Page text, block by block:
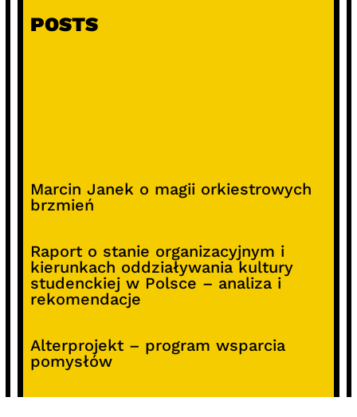
POSTS
Marcin Janek o magii orkiestrowych
brzmień
Raport o stanie organizacyjnym i
kierunkach oddziaływania kultury
studenckiej w Polsce – analiza i
rekomendacje
Alterprojekt – program wsparcia
pomysłów